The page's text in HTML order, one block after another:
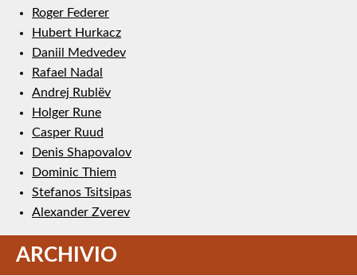
Roger Federer
Hubert Hurkacz
Daniil Medvedev
Rafael Nadal
Andrej Rublëv
Holger Rune
Casper Ruud
Denis Shapovalov
Dominic Thiem
Stefanos Tsitsipas
Alexander Zverev
ARCHIVIO